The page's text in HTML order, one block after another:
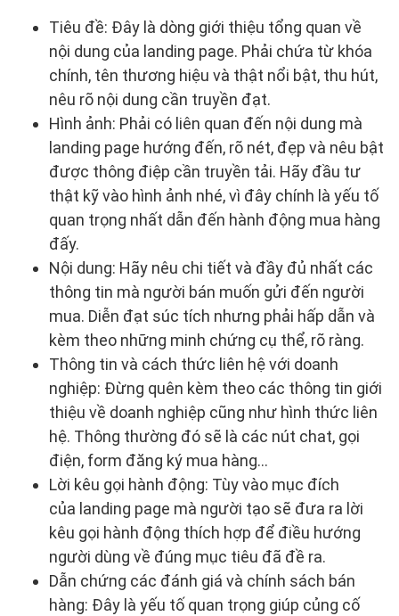
Tiêu đề: Đây là dòng giới thiệu tổng quan về
nội dung của landing page. Phải chứa từ khóa
chính, tên thương hiệu và thật nổi bật, thu hút,
nêu rõ nội dung cần truyền đạt.
Hình ảnh: Phải có liên quan đến nội dung mà
landing page hướng đến, rõ nét, đẹp và nêu bật
được thông điệp cần truyền tải. Hãy đầu tư
thật kỹ vào hình ảnh nhé, vì đây chính là yếu tố
quan trọng nhất dẫn đến hành động mua hàng
đấy.
Nội dung: Hãy nêu chi tiết và đầy đủ nhất các
thông tin mà người bán muốn gửi đến người
mua. Diễn đạt súc tích nhưng phải hấp dẫn và
kèm theo những minh chứng cụ thể, rõ ràng.
Thông tin và cách thức liên hệ với doanh
nghiệp: Đừng quên kèm theo các thông tin giới
thiệu về doanh nghiệp cũng như hình thức liên
hệ. Thông thường đó sẽ là các nút chat, gọi
điện, form đăng ký mua hàng…
Lời kêu gọi hành động: Tùy vào mục đích
của landing page mà người tạo sẽ đưa ra lời
kêu gọi hành động thích hợp để điều hướng
người dùng về đúng mục tiêu đã đề ra.
Dẫn chứng các đánh giá và chính sách bán
hàng: Đây là yếu tố quan trọng giúp củng cố